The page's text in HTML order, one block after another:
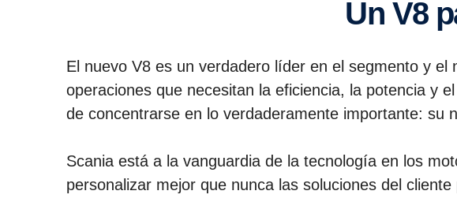
Un V8
El nuevo V8 es un verdadero líder en el segmento y
operaciones que necesitan la eficiencia, la potencia y
de concentrarse en lo verdaderamente importante: su
Scania está a la vanguardia de la tecnología en los
personalizar mejor que nunca las soluciones del